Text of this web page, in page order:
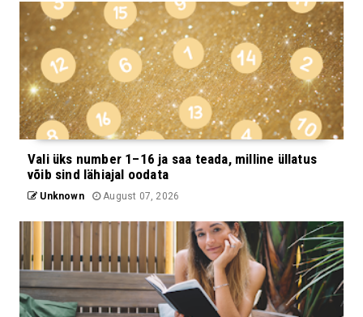
Vali üks number 1–16 ja saa teada, milline üllatus
võib sind lähiajal oodata
Unknown August 07, 2026